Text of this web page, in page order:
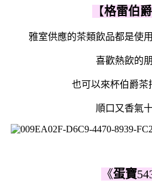
【格雷伯
雅室供應的茶類飲品都是使
喜歡熱飲的
也可以來杯伯爵茶
順口又香氣
《蛋寶